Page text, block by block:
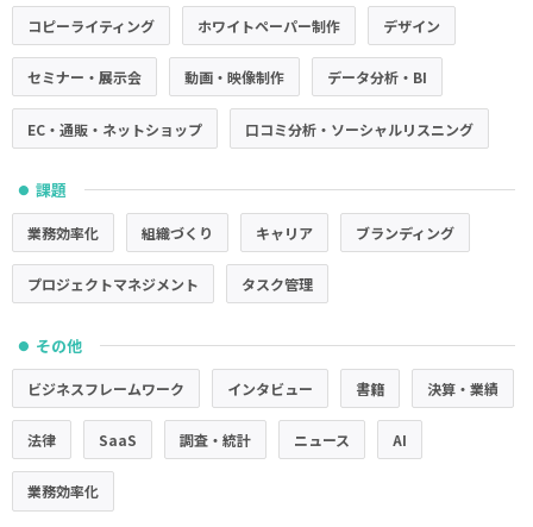
コピーライティング ホワイトペーパー制作 デザイン
セミナー・展示会 動画・映像制作 データ分析・BI
EC・通販・ネットショップ 口コミ分析・ソーシャルリスニング
● 課題
業務効率化 組織づくり キャリア ブランディング
プロジェクトマネジメント タスク管理
● その他
ビジネスフレームワーク インタビュー 書籍 決算・業績
法律 SaaS 調査・統計 ニュース AI
業務効率化